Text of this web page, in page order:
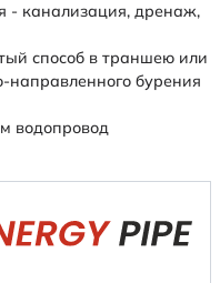
- канализация, дренаж,
способ в траншею или
направленного бурения
водопровод